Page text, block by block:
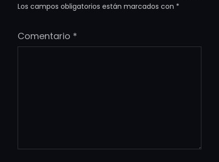
Los campos obligatorios están marcados con *
Comentario *